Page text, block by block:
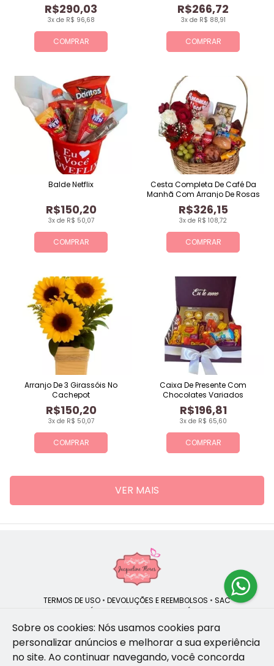
COMPRAR
3x de R$ 96,68
R$290,03
COMPRAR
3x de R$ 88,91
R$266,72
COMPRAR
3x de R$ 50,07
R$150,20
Balde Netflix
COMPRAR
3x de R$ 108,72
R$326,15
Cesta Completa De Café Da
Manhã Com Arranjo De Rosas
COMPRAR
3x de R$ 50,07
R$150,20
Arranjo De 3 Girassóis No
Cachepot
COMPRAR
3x de R$ 65,60
R$196,81
Caixa De Presente Com
Chocolates Variados
VER MAIS
TERMOS DE USO • DEVOLUÇÕES E REEMBOLSOS • SAC
POLÍTICA DE PRIVACIDADE POLÍTICA DE COOKIES
Jacqueline Flores | CNPJ: 47.335.418/0001-13
Sobre os cookies: Nós usamos cookies para
personalizar anúncios e melhorar a sua experiência
no site. Ao continuar navegando, você concorda